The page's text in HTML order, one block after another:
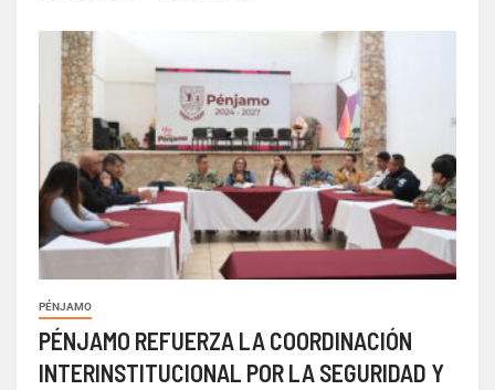
PÉNJAMO
PÉNJAMO REFUERZA LA COORDINACIÓN
INTERINSTITUCIONAL POR LA SEGURIDAD Y